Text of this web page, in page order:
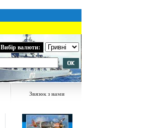
Вибір валюти:
Звязок з нами